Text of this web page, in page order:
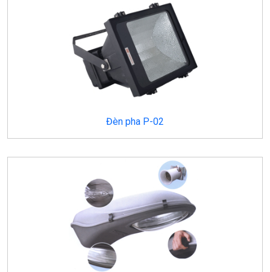
Đèn pha P-02